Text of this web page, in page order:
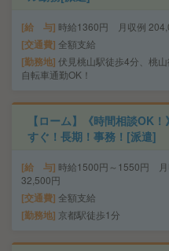
給 与 時給1360円 月収例
交通費 全額支給
勤務地 伏見桃山駅徒歩4分、桃
自転車通勤OK！
【ローム】《時間相談OK
すぐ！長期！事務！[派遣]
給 与 時給1500円～1550円 月
32,500円
交通費 全額支給
勤務地 京都駅徒歩1分